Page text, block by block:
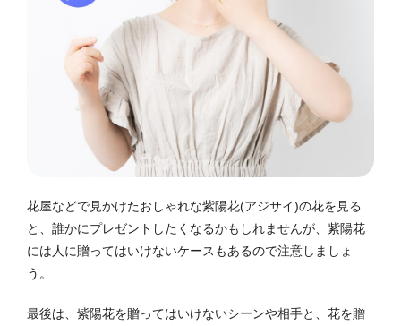
花屋などで見かけたおしゃれな紫陽花(アジサイ)の花を見る
と、誰かにプレゼントしたくなるかもしれませんが、紫陽花
には人に贈ってはいけないケースもあるので注意しましょ
う。
最後は、紫陽花を贈ってはいけないシーンや相手と、花を贈